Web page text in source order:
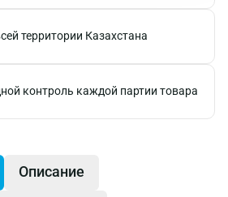
территории Казахстана
контроль каждой партии товара
Описание